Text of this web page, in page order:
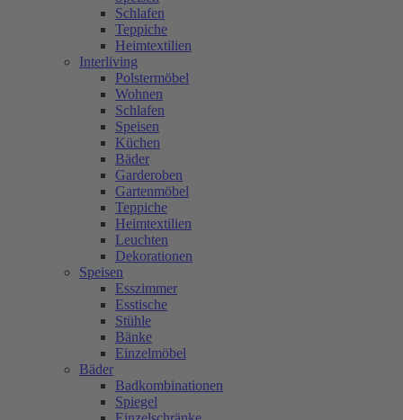
Schlafen
Teppiche
Heimtextilien
Interliving
Polstermöbel
Wohnen
Schlafen
Speisen
Küchen
Bäder
Garderoben
Gartenmöbel
Teppiche
Heimtextilien
Leuchten
Dekorationen
Speisen
Esszimmer
Esstische
Stühle
Bänke
Einzelmöbel
Bäder
Badkombinationen
Spiegel